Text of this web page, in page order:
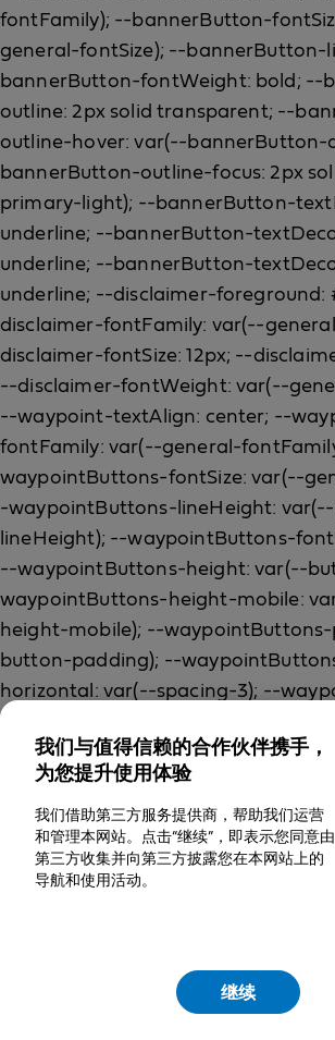
我们与值得信赖的合作伙伴携手，
为您提升使用体验
我们借助第三方服务提供商，帮助我们运营
和管理本网站。点击“继续”，即表示您同意由
第三方收集并向第三方披露您在本网站上的
导航和使用活动。
继续